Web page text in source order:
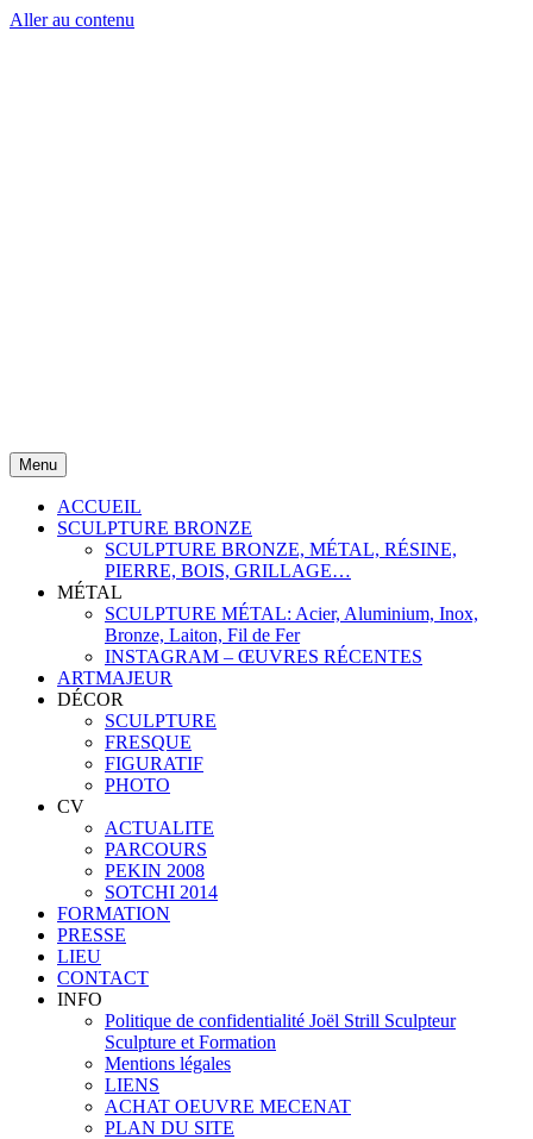
Aller au contenu
Menu
ACCUEIL
SCULPTURE BRONZE
SCULPTURE BRONZE, MÉTAL, RÉSINE,
PIERRE, BOIS, GRILLAGE…
MÉTAL
SCULPTURE MÉTAL: Acier, Aluminium, Inox,
Bronze, Laiton, Fil de Fer
INSTAGRAM – ŒUVRES RÉCENTES
ARTMAJEUR
DÉCOR
SCULPTURE
FRESQUE
FIGURATIF
PHOTO
CV
ACTUALITE
PARCOURS
PEKIN 2008
SOTCHI 2014
FORMATION
PRESSE
LIEU
CONTACT
INFO
Politique de confidentialité Joël Strill Sculpteur
Sculpture et Formation
Mentions légales
LIENS
ACHAT OEUVRE MECENAT
PLAN DU SITE